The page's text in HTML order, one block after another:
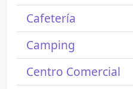
Cafetería
Camping
Centro Comercial